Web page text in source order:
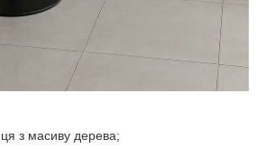
з масиву дерева;